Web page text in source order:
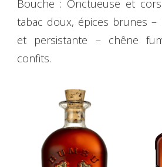
Bouche : Onctueuse et
tabac doux, épices brunes –
et persistante – chêne
confits.